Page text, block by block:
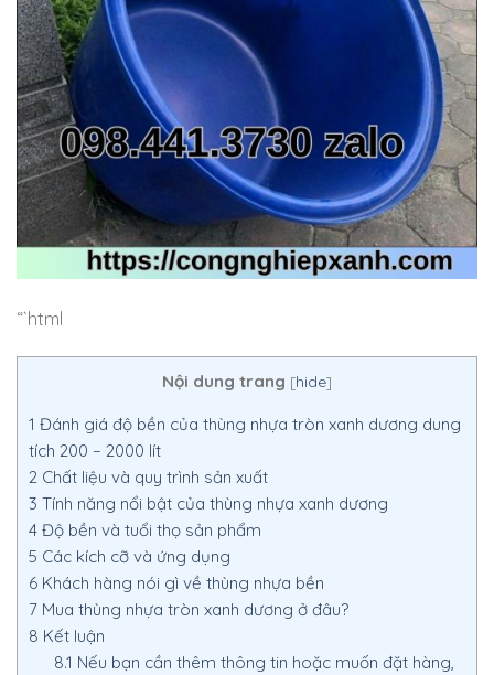
“`html
Nội dung trang [hide]
1 Đánh giá độ bền của thùng nhựa tròn xanh dương dung
tích 200 – 2000 lít
2 Chất liệu và quy trình sản xuất
3 Tính năng nổi bật của thùng nhựa xanh dương
4 Độ bền và tuổi thọ sản phẩm
5 Các kích cỡ và ứng dụng
6 Khách hàng nói gì về thùng nhựa bền
7 Mua thùng nhựa tròn xanh dương ở đâu?
8 Kết luận
8.1 Nếu bạn cần thêm thông tin hoặc muốn đặt hàng,